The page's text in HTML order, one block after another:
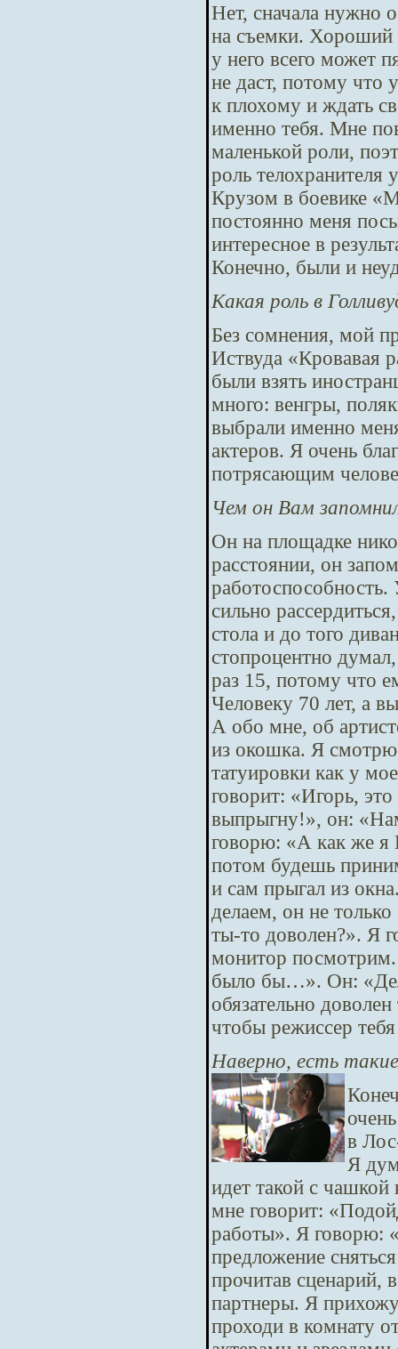
Нет, сначала нужно
на съемки. Хороший
у него всего может
не даст, потому что
к плохому и ждать
именно тебя. Мне
маленькой роли,
роль
Крузом в боевике
постоянно меня
интересное в
Конечно, были и
Какая роль в
Без сомнения, мой
Иствуда «Кровавая
были взять
много: венгры,
выбрали именно
актеров. Я очень
потрясающим
Чем он Вам
Он на площадке
расстоянии, он
сильно
стола и до того
стопроцентно
раз 15, потому что
Человеку 70 лет, а
А обо мне, об
из окошка. Я
татуировки как у
говорит: «Игорь,
выпрыгну!», он:
говорю: «А как же я
потом будешь
и сам прыгал из
делаем, он не
ты-то доволен?». Я
монитор
было бы…». Он:
обязательно
чтобы режиссер
Наверно, есть
в
Я
идет такой с
мне говорит:
работы». Я говорю:
предложение
прочитав сценарий,
партнеры. Я
проходи в комнату